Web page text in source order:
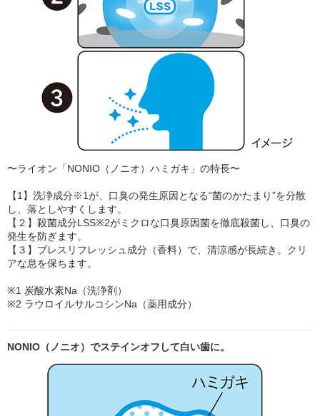
〜ライオン「NONIO（ノニオ）ハミガキ」の特長〜
【1】洗浄成分※1が、口臭の発生原因となる“菌のかたまり”を分散
し、落としやすくします。
【２】殺菌成分LSS※2がミクロな口臭原因菌を徹底殺菌し、口臭の
発生を防ぎます。
【３】ブレスリフレッシュ成分（香料）で、清涼感が長続き。クリ
アな息を保ちます。
※1 炭酸水素Na（洗浄剤）
※2 ラウロイルサルコシンNa（薬用成分）
NONIO（ノニオ）でステインオフして白い歯に。